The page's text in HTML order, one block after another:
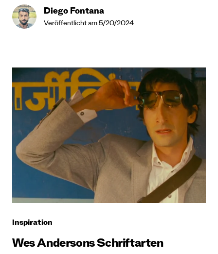
Diego Fontana
Veröffentlicht am 5/20/2024
Inspiration
Wes Andersons Schriftarten